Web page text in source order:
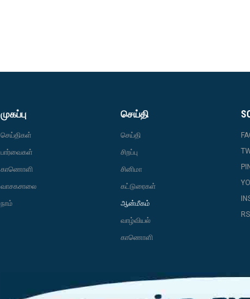
முகப்பு
செய்திகள்
பார்வைகள்
காணொளி
வாசகசாலை
நாம்
செய்தி
செய்தி
சிறப்பு
சினிமா
கட்டுரைகள்
ஆன்மீகம்
வாழ்வியல்
காணொளி